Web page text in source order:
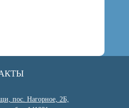
пос. Нагорное, 2Б,